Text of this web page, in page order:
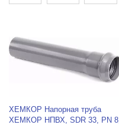
ХЕМКОР Напорная труба
ХЕМКОР НПВХ, SDR 33, PN 8,